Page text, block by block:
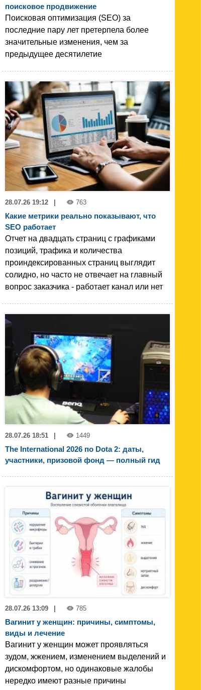
поисковое продвижение
Поисковая оптимизация (SEO) за
последние пару лет претерпела более
значительные изменения, чем за
предыдущее десятилетие
28.07.26 19:12 763
Какие метрики реально показывают, что
SEO работает
Отчет на двадцать страниц с графиками
позиций, трафика и количества
проиндексированных страниц выглядит
солидно, но часто не отвечает на главный
вопрос заказчика - работает канал или нет
28.07.26 18:51 1449
The International 2026 по Dota 2: даты,
участники, призовой фонд — полный гид
28.07.26 13:09 | 785
Вагинит у женщин: причины, симптомы,
виды и лечение
Вагинит у женщин может проявляться
зудом, жжением, изменением выделений и
дискомфортом, но одинаковые жалобы
нередко имеют разные причины